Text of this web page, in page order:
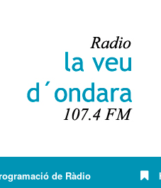
de Ràdio